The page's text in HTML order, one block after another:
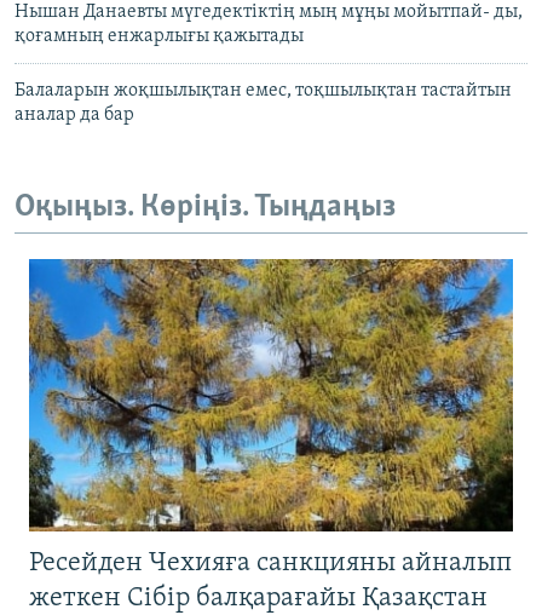
Нышан Данаевты мүгедектіктің мың мұңы мойытпай- ды,
қоғамның енжарлығы қажытады
Балаларын жоқшылықтан емес, тоқшылықтан тастайтын
аналар да бар
Оқыңыз. Көріңіз. Тыңдаңыз
Ресейден Чехияға санкцияны айналып
жеткен Сібір балқарағайы Қазақстан